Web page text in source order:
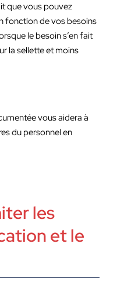
que vous pouvez
fonction de vos besoins
le besoin s’en fait
la sellette et moins
vous aidera à
du personnel en
les
et le